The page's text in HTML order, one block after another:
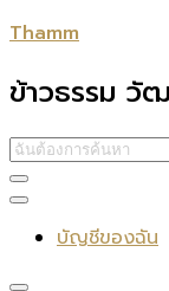
Thamm
ข้าวธรรม วั
บัญชีของฉัน